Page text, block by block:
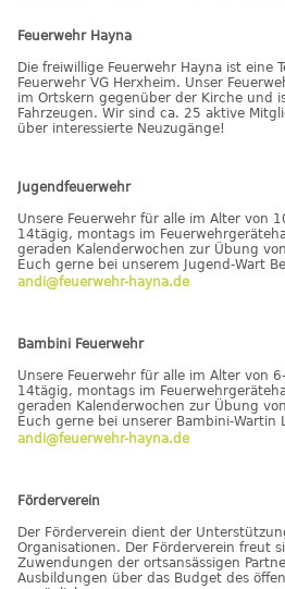
Feuerwehr Hayna
Die freiwillige Feuerwehr Hayna ist eine
Feuerwehr VG Herxheim. Unser
im Ortskern gegenüber der Kirche und
Fahrzeugen. Wir sind ca. 25 aktive
über interessierte Neuzugänge!
Jugendfeuerwehr
Unsere Feuerwehr für alle im Alter von
14tägig, montags im
geraden Kalenderwochen zur Übung
Euch gerne bei unserem Jugend-Wart
andi@feuerwehr-hayna.de
Bambini Feuerwehr
Unsere Feuerwehr für alle im Alter von
14tägig, montags im
geraden Kalenderwochen zur Übung
Euch gerne bei unserer Bambini-Wartin
andi@feuerwehr-hayna.de
Förderverein
Der Förderverein dient der
Organisationen. Der Förderverein freut
Zuwendungen der ortsansässigen
Ausbildungen über das Budget des